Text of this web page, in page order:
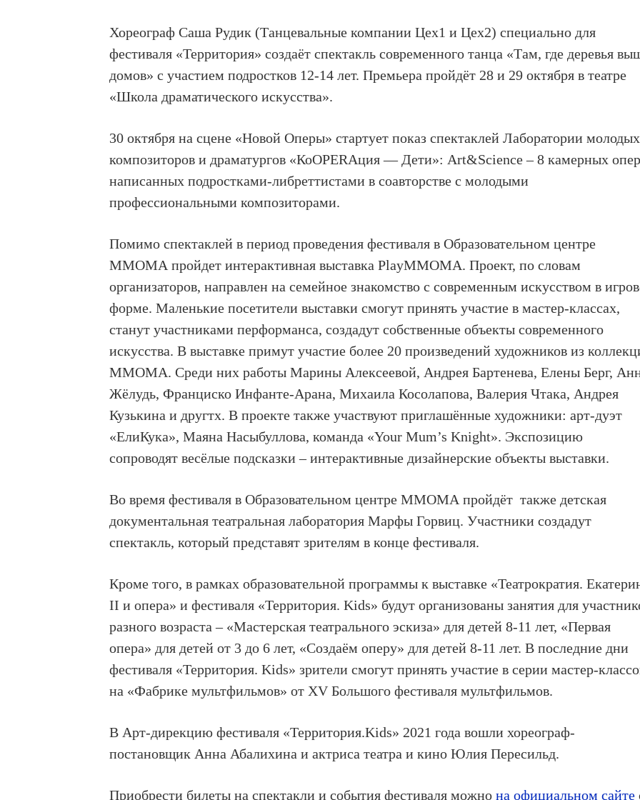
ХореографСаша Рудик (Танцевальные компании Цех1 и Цех2) специально для
фестиваля «Территория» создаётспектакль современного танца «Там, где деревья
домов» с участием подростков 12-14 лет.Премьера пройдёт 28 и 29 октября в театре
«Школа драматического искусства».
30 октября на сцене «Новой Оперы» стартуетпоказ спектаклей Лаборатории молодых
композиторов и драматургов «КоOPERAция — Дети»: Art&Science– 8 камерных
написанных подростками-либреттистами в соавторстве с молодыми
профессиональными композиторами.
Помимо спектаклей в период проведения фестиваля вОбразовательном центре
ММОМАпройдет интерактивная выставкаPlayMMOMA. Проект, по словам
организаторов, направлен на семейное знакомство с современным искусством в
форме. Маленькие посетители выставки смогут принять участие в мастер-классах,
станут участниками перформанса, создадут собственные объекты современного
искусства. В выставке примут участие более 20 произведений художников из
MMOMA. Среди них работы Марины Алексеевой, Андрея Бартенева, Елены Берг,
Жёлудь, Франциско Инфанте-Арана, Михаила Косолапова, Валерия Чтака, Андрея
Кузькина и другтх.В проекте также участвуют приглашённые художники: арт-дуэт
«ЕлиКука», Маяна Насыбуллова, команда «Your Mum’s Knight». Экспозицию
сопроводят весёлые подсказки – интерактивные дизайнерские объекты выставки.
Во время фестиваля вОбразовательном центре ММОМАпройдёт такжедетская
документальная театральная лаборатория Марфы Горвиц.Участники создадут
спектакль, который представят зрителям в конце фестиваля.
Кроме того, в рамках образовательной программы квыставке «Театрократия.
II и опера» и фестиваля «Территория. Kids» будут организованы занятия для
разного возраста – «Мастерская театрального эскиза» для детей 8-11 лет, «Первая
опера» для детей от 3 до 6 лет, «Создаём оперу» для детей 8-11 лет. В последние дни
фестиваля «Территория. Kids» зрители смогут принять участие в серии мастер-
на «Фабрике мультфильмов» от XV Большого фестиваля мультфильмов.
В Арт-дирекцию фестиваля «Территория.Kids» 2021 года вошли хореограф-
постановщикАнна Абалихина и актриса театра и киноЮлия Пересильд.
Приобрести билеты на спектакли и события фестиваля можнона официальном сайте